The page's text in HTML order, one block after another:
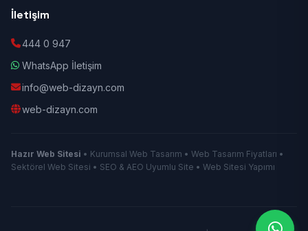
İletişim
444 0 947
WhatsApp İletişim
info@web-dizayn.com
web-dizayn.com
Hazır Web Sitesi • Kurumsal Web Tasarım • Web Tasarım Fiyatları •
Sektörel Web Sitesi • SEO & AEO Uyumlu Site • Web Sitesi Yapımı